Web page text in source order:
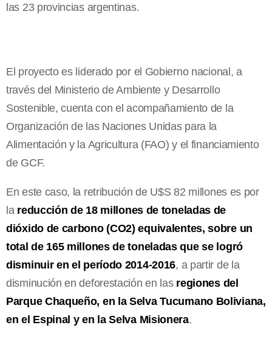
las 23 provincias argentinas.
El proyecto es liderado por el Gobierno nacional, a
través del Ministerio de Ambiente y Desarrollo
Sostenible, cuenta con el acompañamiento de la
Organización de las Naciones Unidas para la
Alimentación y la Agricultura (FAO) y el financiamiento
de GCF.
En este caso, la retribución de U$S 82 millones es por
la reducción de 18 millones de toneladas de
dióxido de carbono (CO2) equivalentes, sobre un
total de 165 millones de toneladas que se logró
disminuir en el período 2014-2016, a partir de la
disminución en deforestación en las regiones del
Parque Chaqueño, en la Selva Tucumano Boliviana,
en el Espinal y en la Selva Misionera.